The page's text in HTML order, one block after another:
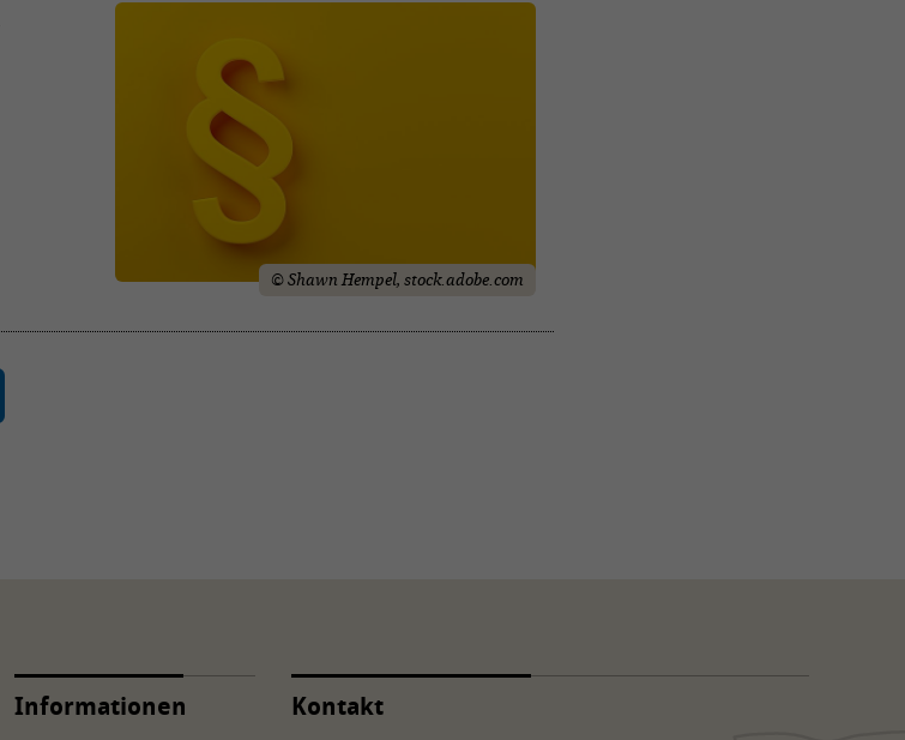
© Shawn Hempel, stock.adobe.com
Informationen Kontakt